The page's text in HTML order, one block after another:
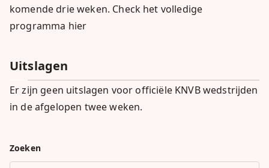
komende drie weken. Check het volledige
programma hier
Uitslagen
Er zijn geen uitslagen voor officiële KNVB wedstrijden
in de afgelopen twee weken.
Zoeken